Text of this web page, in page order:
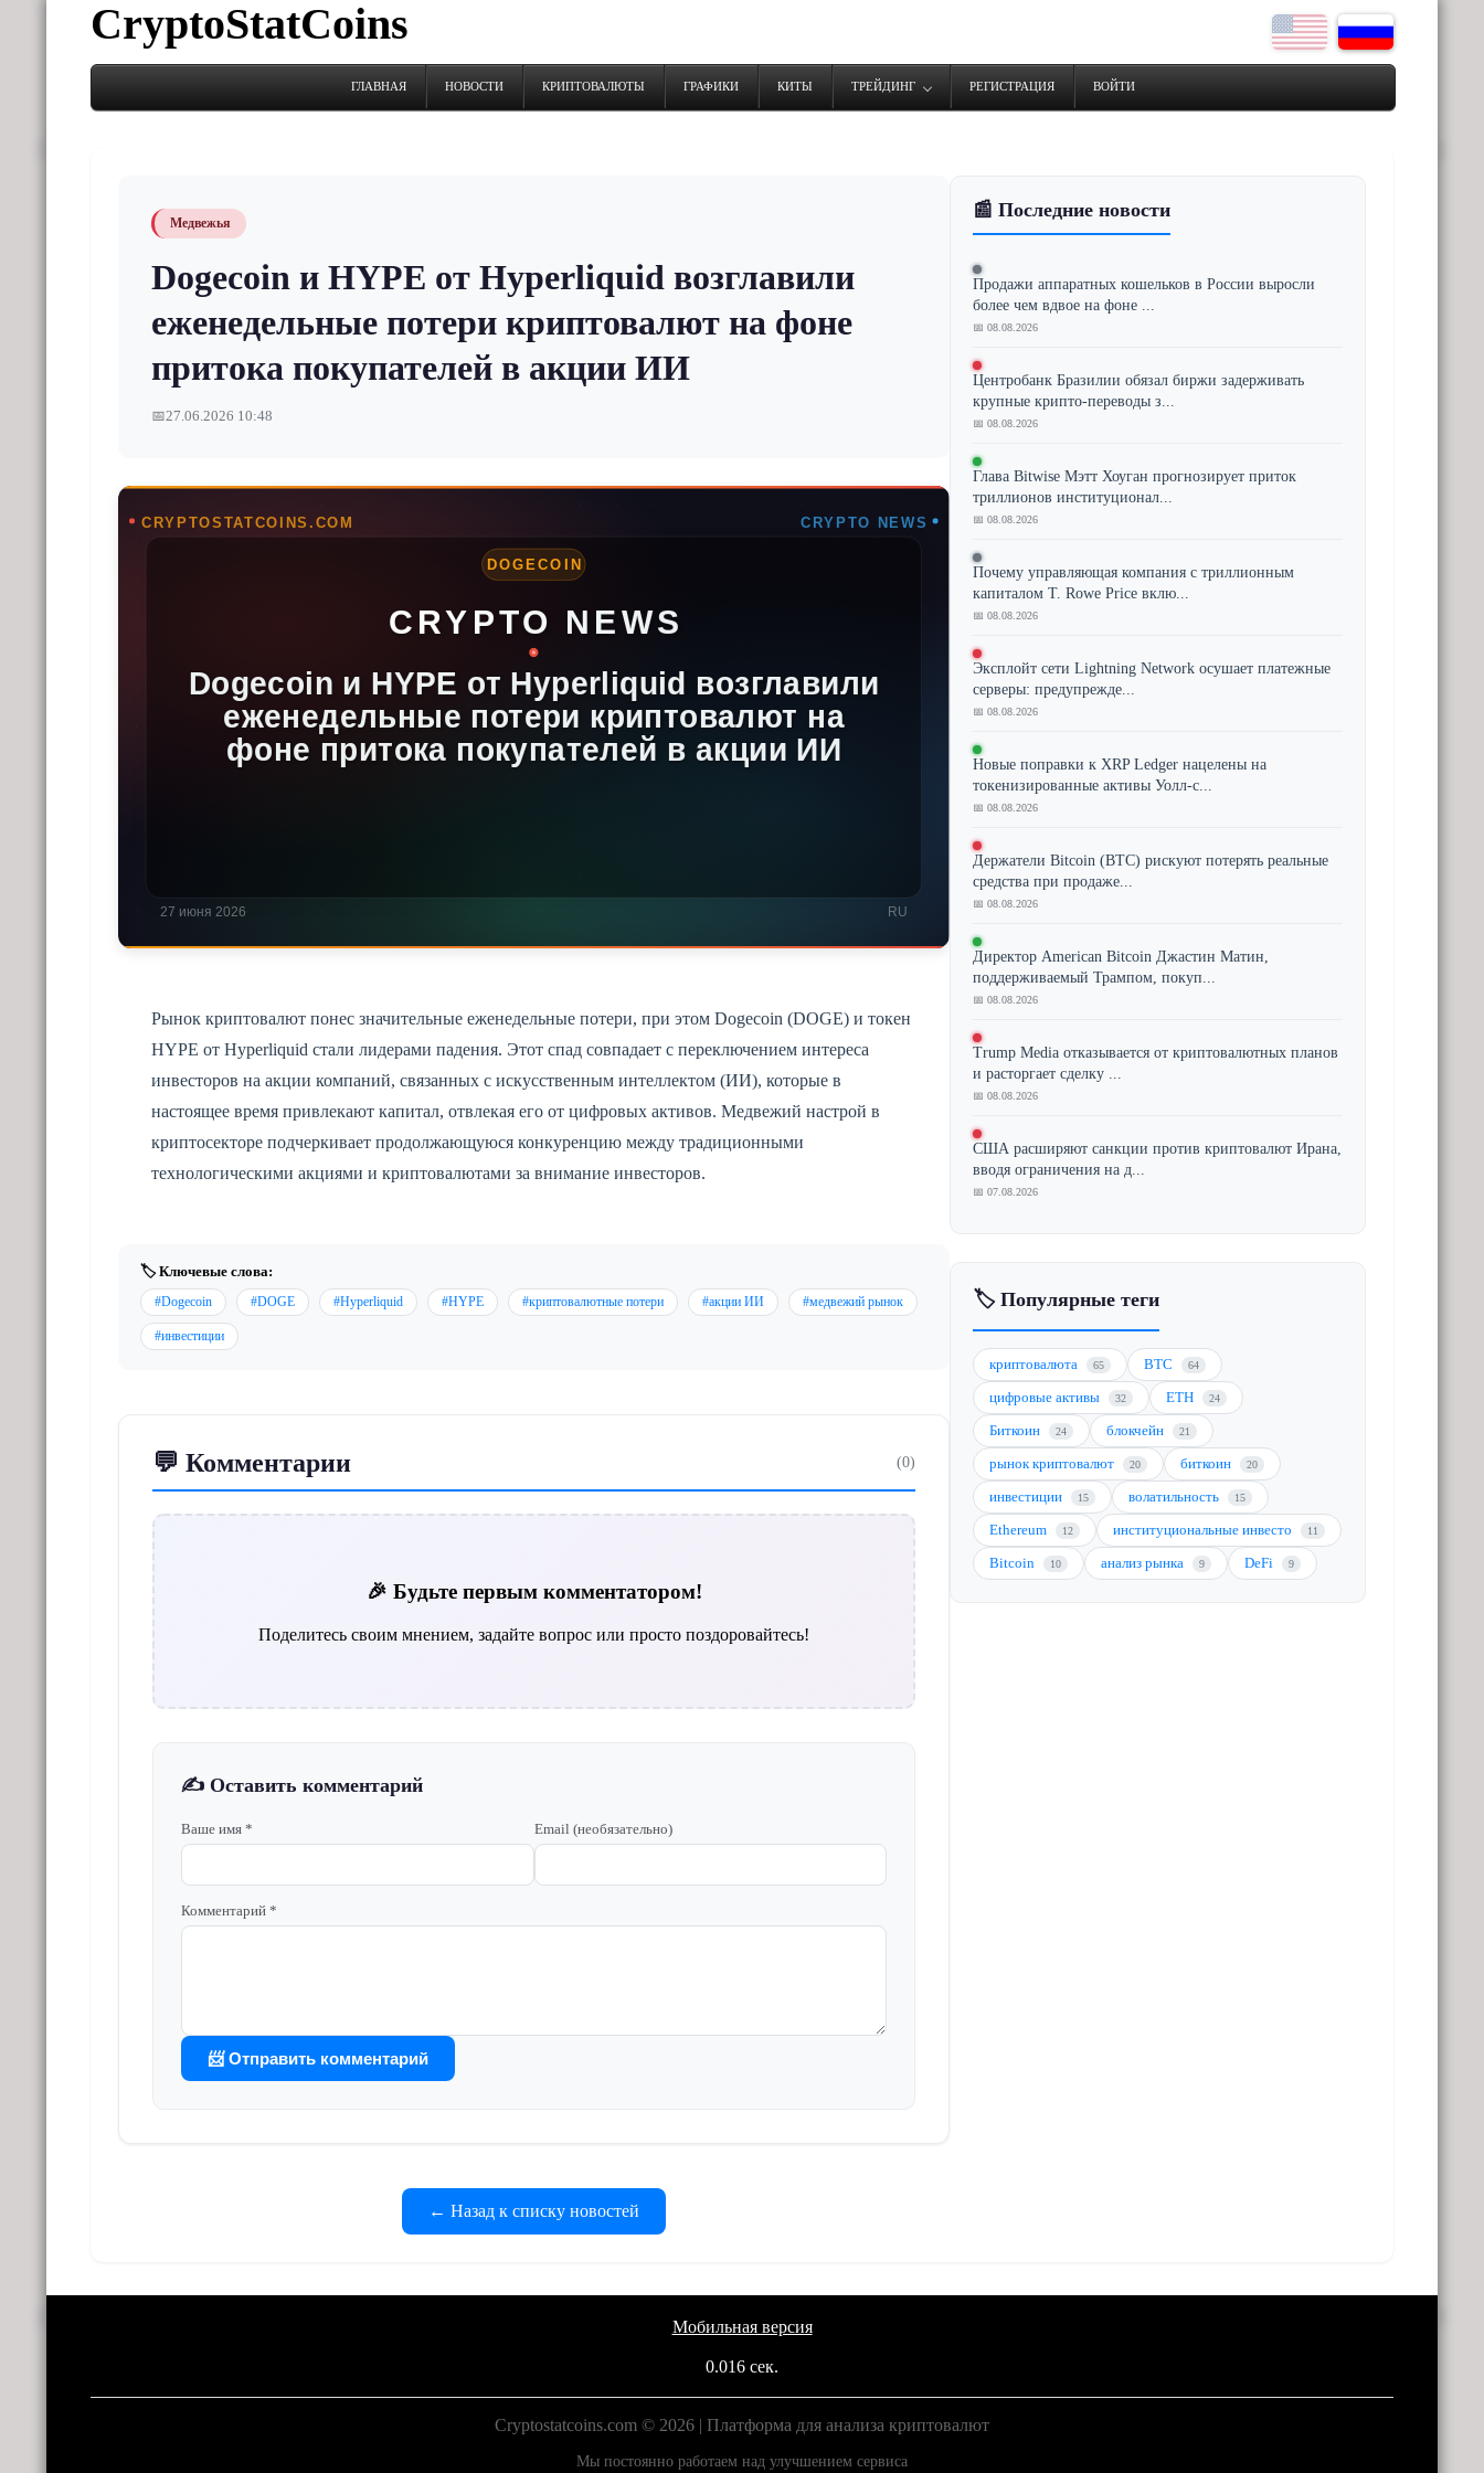
CryptoStatCoins
ГЛАВНАЯ НОВОСТИ КРИПТОВАЛЮТЫ ГРАФИКИ КИТЫ ТРЕЙДИНГ РЕГИСТРАЦИЯ ВОЙТИ
Медвежья
Dogecoin и HYPE от Hyperliquid возглавили
еженедельные потери криптовалют на фоне
притока покупателей в акции ИИ
📅27.06.2026 10:48
Рынок криптовалют понес значительные еженедельные потери, при этом Dogecoin (DOGE) и токен
HYPE от Hyperliquid стали лидерами падения. Этот спад совпадает с переключением интереса
инвесторов на акции компаний, связанных с искусственным интеллектом (ИИ), которые в
настоящее время привлекают капитал, отвлекая его от цифровых активов. Медвежий настрой в
криптосекторе подчеркивает продолжающуюся конкуренцию между традиционными
технологическими акциями и криптовалютами за внимание инвесторов.
🏷️ Ключевые слова:
#Dogecoin #DOGE #Hyperliquid #HYPE #криптовалютные потери #акции ИИ #медвежий рынок
#инвестиции
💬 Комментарии (0)
🎉 Будьте первым комментатором!
Поделитесь своим мнением, задайте вопрос или просто поздоровайтесь!
✍️ Оставить комментарий
Ваше имя * Email (необязательно)
Комментарий *
📨 Отправить комментарий
← Назад к списку новостей
📰 Последние новости
Продажи аппаратных кошельков в России выросли
более чем вдвое на фоне ...
📅 08.08.2026
Центробанк Бразилии обязал биржи задерживать
крупные крипто-переводы з...
📅 08.08.2026
Глава Bitwise Мэтт Хоуган прогнозирует приток
триллионов институционал...
📅 08.08.2026
Почему управляющая компания с триллионным
капиталом T. Rowe Price вклю...
📅 08.08.2026
Эксплойт сети Lightning Network осушает платежные
серверы: предупрежде...
📅 08.08.2026
Новые поправки к XRP Ledger нацелены на
токенизированные активы Уолл-с...
📅 08.08.2026
Держатели Bitcoin (BTC) рискуют потерять реальные
средства при продаже...
📅 08.08.2026
Директор American Bitcoin Джастин Матин,
поддерживаемый Трампом, покуп...
📅 08.08.2026
Trump Media отказывается от криптовалютных планов
и расторгает сделку ...
📅 08.08.2026
США расширяют санкции против криптовалют Ирана,
вводя ограничения на д...
📅 07.08.2026
🏷️ Популярные теги
криптовалюта 65 BTC 64
цифровые активы 32 ETH 24
Биткоин 24 блокчейн 21
рынок криптовалют 20 биткоин 20
инвестиции 15 волатильность 15
Ethereum 12 институциональные инвесто 11
Bitcoin 10 анализ рынка 9 DeFi 9
Мобильная версия
0.016 сек.
Cryptostatcoins.com © 2026 | Платформа для анализа криптовалют
Мы постоянно работаем над улучшением сервиса